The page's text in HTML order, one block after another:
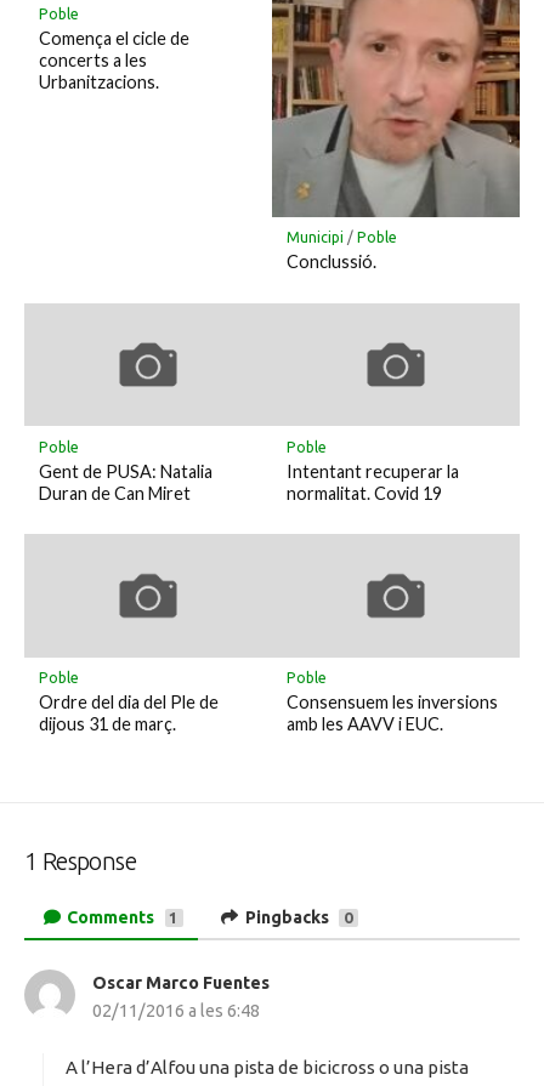
Poble
Comença el cicle de
concerts a les
Urbanitzacions.
Municipi / Poble
Conclussió.
Poble
Gent de PUSA: Natalia
Duran de Can Miret
Poble
Intentant recuperar la
normalitat. Covid 19
Poble
Ordre del dia del Ple de
dijous 31 de març.
Poble
Consensuem les inversions
amb les AAVV i EUC.
1 Response
Comments 1 Pingbacks 0
Oscar Marco Fuentes
i
02/11/2016 a les 6:48
A l’Hera d’Alfou una pista de bicicross o una pista